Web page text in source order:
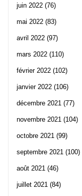
juin 2022 (76)
mai 2022 (83)
avril 2022 (97)
mars 2022 (110)
février 2022 (102)
janvier 2022 (106)
décembre 2021 (77)
novembre 2021 (104)
octobre 2021 (99)
septembre 2021 (100)
août 2021 (46)
juillet 2021 (84)